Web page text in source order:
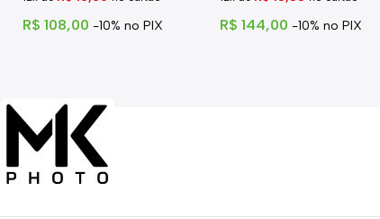
R$ 108,00 -10% no PIX R$ 144,00 -10% no PIX